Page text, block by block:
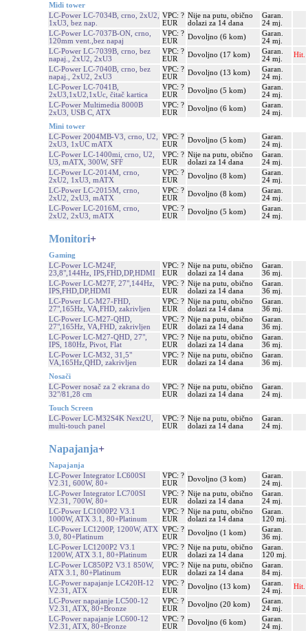
Midi tower
LC-Power LC-7034B, crno, 2xU2,
1xU3, bez nap.
VPC: ?
EUR
Nije na putu, obično
dolazi za 14 dana
Garan.
24 mj.
LC-Power LC-7037B-ON, crno,
120mm vent.,bez napaj
VPC: ?
EUR
Dovoljno (6 kom)
Garan.
24 mj.
LC-Power LC-7039B, crno, bez
napaj., 2xU2, 2xU3
VPC: ?
EUR
Dovoljno (17 kom)
Garan.
24 mj.
Hit.
LC-Power LC-7040B, crno, bez
napaj., 2xU2, 2xU3
VPC: ?
EUR
Dovoljno (13 kom)
Garan.
24 mj.
LC-Power LC-7041B,
2xU3,1xU2,1xUc, čitač kartica
VPC: ?
EUR
Dovoljno (5 kom)
Garan.
24 mj.
LC-Power Multimedia 8000B
2xU3, USB C, ATX
VPC: ?
EUR
Dovoljno (6 kom)
Garan.
24 mj.
Mini tower
LC-Power 2004MB-V3, crno, U2,
2xU3, 1xUC mATX
VPC: ?
EUR
Dovoljno (5 kom)
Garan.
24 mj.
LC-Power LC-1400mi, crno, U2,
U3, mATX, 300W, SFF
VPC: ?
EUR
Nije na putu, obično
dolazi za 14 dana
Garan.
24 mj.
LC-Power LC-2014M, crno,
2xU2, 1xU3, mATX
VPC: ?
EUR
Dovoljno (8 kom)
Garan.
24 mj.
LC-Power LC-2015M, crno,
2xU2, 2xU3, mATX
VPC: ?
EUR
Dovoljno (8 kom)
Garan.
24 mj.
LC-Power LC-2016M, crno,
2xU2, 2xU3, mATX
VPC: ?
EUR
Dovoljno (5 kom)
Garan.
24 mj.
Monitori+
Gaming
LC-Power LC-M24F,
23,8",144Hz, IPS,FHD,DP,HDMI
VPC: ?
EUR
Nije na putu, obično
dolazi za 14 dana
Garan.
36 mj.
LC-Power LC-M27F, 27",144Hz,
IPS,FHD,DP,HDMI
VPC: ?
EUR
Nije na putu, obično
dolazi za 14 dana
Garan.
36 mj.
LC-Power LC-M27-FHD,
27",165Hz, VA,FHD, zakrivljen
VPC: ?
EUR
Nije na putu, obično
dolazi za 14 dana
Garan.
36 mj.
LC-Power LC-M27-QHD,
27",165Hz, VA,FHD, zakrivljen
VPC: ?
EUR
Nije na putu, obično
dolazi za 14 dana
Garan.
36 mj.
LC-Power LC-M27-QHD, 27",
IPS, 180Hz, Pivot, Flat
VPC: ?
EUR
Nije na putu, obično
dolazi za 14 dana
Garan.
36 mj.
LC-Power LC-M32, 31,5"
VA,165Hz,QHD, zakrivljen
VPC: ?
EUR
Nije na putu, obično
dolazi za 14 dana
Garan.
36 mj.
Nosači
LC-Power nosač za 2 ekrana do
32"/81,28 cm
VPC: ?
EUR
Nije na putu, obično
dolazi za 14 dana
Garan.
24 mj.
Touch Screen
LC-Power LC-M32S4K Next2U,
multi-touch panel
VPC: ?
EUR
Nije na putu, obično
dolazi za 14 dana
Garan.
24 mj.
Napajanja+
Napajanja
LC-Power Integrator LC600SI
V2.31, 600W, 80+
VPC: ?
EUR
Dovoljno (3 kom)
Garan.
24 mj.
LC-Power Integrator LC700SI
V2.31, 700W, 80+
VPC: ?
EUR
Nije na putu, obično
dolazi za 14 dana
Garan.
24 mj.
LC-Power LC1000P2 V3.1
1000W, ATX 3.1, 80+Platinum
VPC: ?
EUR
Nije na putu, obično
dolazi za 14 dana
Garan.
120 mj.
LC-Power LC1200P, 1200W, ATX
3.0, 80+Platinum
VPC: ?
EUR
Dovoljno (1 kom)
Garan.
36 mj.
LC-Power LC1200P2 V3.1
1200W, ATX 3.1, 80+Platinum
VPC: ?
EUR
Nije na putu, obično
dolazi za 14 dana
Garan.
120 mj.
LC-Power LC850P2 V3.1 850W,
ATX 3.1, 80+Platinum
VPC: ?
EUR
Nije na putu, obično
dolazi za 14 dana
Garan.
84 mj.
LC-Power napajanje LC420H-12
V2.31, ATX
VPC: ?
EUR
Dovoljno (13 kom)
Garan.
24 mj.
Hit.
LC-Power napajanje LC500-12
V2.31, ATX, 80+Bronze
VPC: ?
EUR
Dovoljno (20 kom)
Garan.
24 mj.
LC-Power napajanje LC600-12
V2.31, ATX, 80+Bronze
VPC: ?
EUR
Dovoljno (6 kom)
Garan.
24 mj.